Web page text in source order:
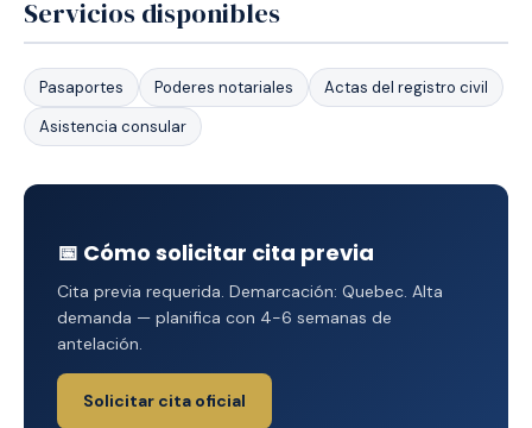
Servicios disponibles
Pasaportes Poderes notariales
Actas del registro civil
Asistencia consular
📅 Cómo solicitar cita previa
Cita previa requerida. Demarcación: Quebec. Alta
demanda — planifica con 4-6 semanas de
antelación.
Solicitar cita oficial